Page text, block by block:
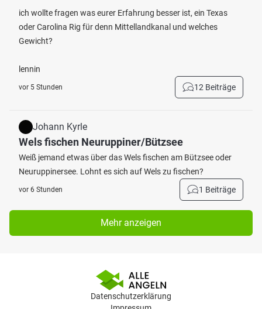
ich wollte fragen was eurer Erfahrung besser ist, ein Texas
oder Carolina Rig für denn Mittellandkanal und welches
Gewicht?
lennin
vor 5 Stunden 12 Beiträge
Johann Kyrle
Wels fischen Neuruppiner/Bützsee
Weiß jemand etwas über das Wels fischen am Bützsee oder
Neuruppinersee. Lohnt es sich auf Wels zu fischen?
vor 6 Stunden 1 Beiträge
Mehr anzeigen
Datenschutzerklärung